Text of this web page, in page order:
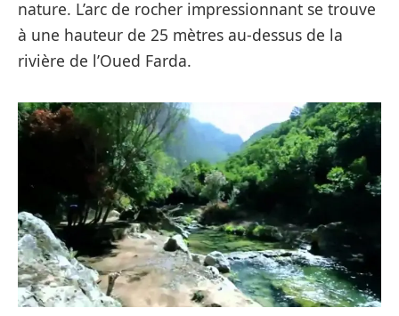
nature. L’arc de rocher impressionnant se trouve
à une hauteur de 25 mètres au-dessus de la
rivière de l’Oued Farda.